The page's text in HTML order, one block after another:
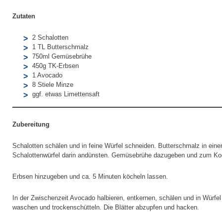
Zutaten
2 Schalotten
1 TL Butterschmalz
750ml Gemüsebrühe
450g TK-Erbsen
1 Avocado
8 Stiele Minze
ggf. etwas Limettensaft
Zubereitung
Schalotten schälen und in feine Würfel schneiden. Butterschmalz in
Schalottenwürfel darin andünsten. Gemüsebrühe dazugeben und zum
Erbsen hinzugeben und ca. 5 Minuten köcheln lassen.
In der Zwischenzeit Avocado halbieren, entkernen, schälen und in
waschen und trockenschütteln. Die Blätter abzupfen und hacken.